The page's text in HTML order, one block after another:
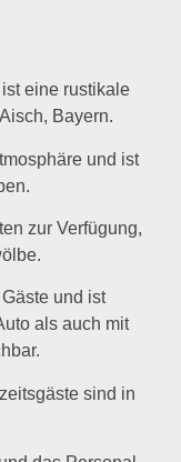
eine rustikale
Bayern.
und ist
zur Verfügung,
und ist
als auch mit
sind in